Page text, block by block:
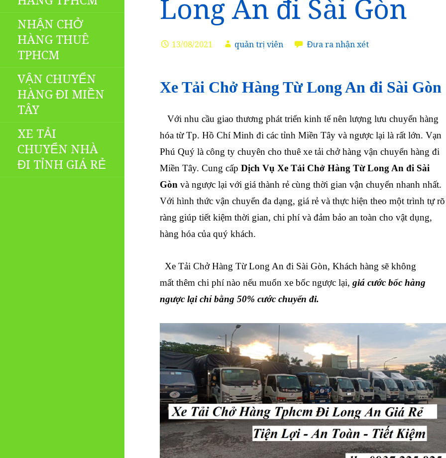
NHẬN CHỞ
HÀNG THUÊ
TPHCM
VẬN CHUYỂN
HÀNG ĐI MIỀN
TÂY
XE TẢI
CHUYỂN NHÀ
ĐI TỈNH GIÁ RẺ
Long An đi Sài Gòn
13/08/2021 quản trị viên Đưa ra nhận xét
Xe Tải Chở Hàng Từ Long An đi Sài Gòn
Với nhu cầu giao thương phát triển kinh tế nên lượng lưu chuyển hàng
hóa từ Tp. Hồ Chí Minh đi các tỉnh Miền Tây và ngược lại là rất lớn. Vạn
Phú Quý là công ty chuyên cho thuê xe tải chở hàng vận chuyển hàng đi
Miền Tây. Cung cấp Dịch Vụ Xe Tải Chở Hàng Từ Long An đi Sài
Gòn và ngược lại với giá thành rẻ cùng thời gian vận chuyển nhanh nhất.
Với hình thức vận chuyển đa dạng, giá rẻ và thực hiện theo một trình tự rõ
ràng giúp tiết kiệm thời gian, chi phí và đảm bảo an toàn cho vật dụng,
hàng hóa của quý khách.
Xe Tải Chở Hàng Từ Long An đi Sài Gòn, Khách hàng sẽ không
mất thêm chi phí nào nếu muốn xe bốc ngược lại, giá cước bốc hàng
ngược lại chỉ bằng 50% cước chuyến đi.